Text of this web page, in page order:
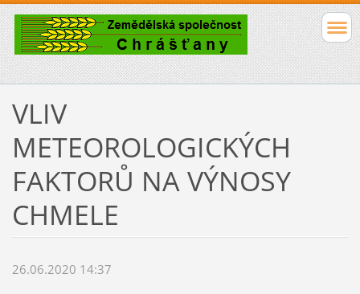
VLIV
METEOROLOGICKÝCH
FAKTORŮ NA VÝNOSY
CHMELE
26.06.2020 14:37